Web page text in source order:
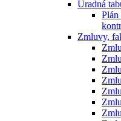
Úradná
Zmluvy,